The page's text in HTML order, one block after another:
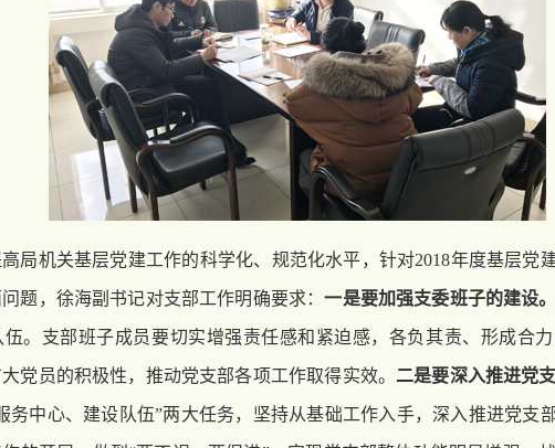
局机关基层党建工作的科学化、规范化水平，针对2018年度基层党
题，徐海副书记对支部工作明确要求：一是要加强支委班子的建设。
伍。支部班子成员要切实增强责任感和紧迫感，各负其责、形成合
党员的积极性，推动党支部各项工作取得实效。 二是要深入推进党
务中心、建设队伍”两大任务，坚持从基础工作入手，深入推进党支